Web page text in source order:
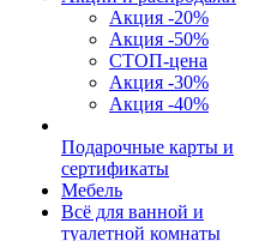
Акция -20%
Акция -50%
СТОП-цена
Акция -30%
Акция -40%
Подарочные карты и
сертификаты
Мебель
Всё для ванной и
туалетной комнаты